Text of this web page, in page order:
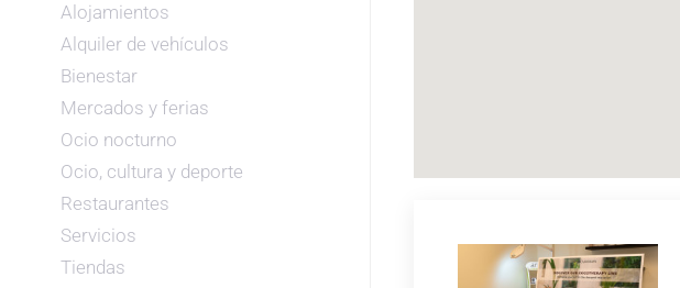
Alojamientos
Alquiler de vehículos
Bienestar
Mercados y ferias
Ocio nocturno
Ocio, cultura y deporte
Restaurantes
Servicios
Tiendas